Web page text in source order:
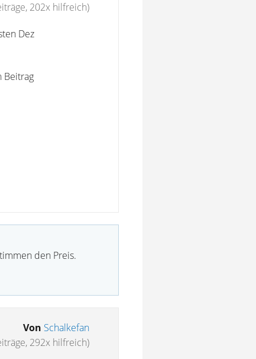
202x hilfreich)
Dez
Beitrag
den Preis.
Von Schalkefan
292x hilfreich)